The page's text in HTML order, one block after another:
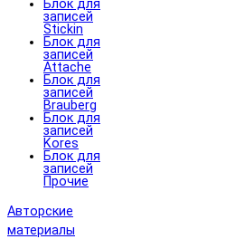
Блок для
записей
Stickin
Блок для
записей
Attache
Блок для
записей
Brauberg
Блок для
записей
Kores
Блок для
записей
Прочие
Авторские
материалы